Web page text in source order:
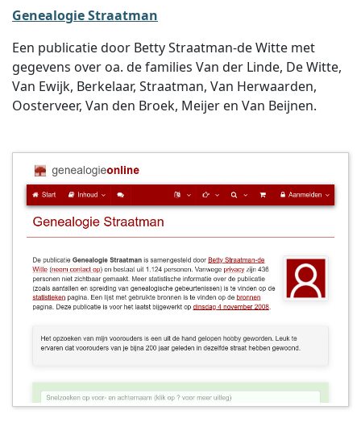
Genealogie Straatman
Een publicatie door Betty Straatman-de Witte met
gegevens over oa. de families Van der Linde, De Witte,
Van Ewijk, Berkelaar, Straatman, Van Herwaarden,
Oosterveer, Van den Broek, Meijer en Van Beijnen.